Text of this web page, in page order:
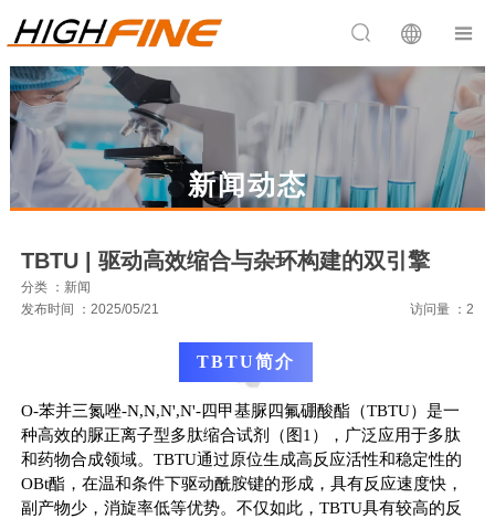
 
新闻动态
TBTU | 驱动高效缩合与杂环构建的双引擎
分类 ：新闻
发布时间 ：2025/05/21
访问量 ：2
TBTU简介
O-苯并三氮唑-N,N,N',N'-四甲基脲四氟硼酸酯（TBTU）是一
种高效的脲正离子型多肽缩合试剂（图 1 ），广泛应用于多肽
和药物合成领域。 TBTU通过原位生成高反应活性和稳定性的
OBt酯，在温和条件下驱动酰胺键的形成，具有反应速度快，
副产物少，消旋率低等优势。 不仅如此， TBTU具有较高的反